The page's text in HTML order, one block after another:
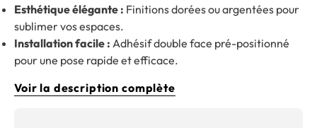
Esthétique élégante : Finitions dorées ou argentées pour
sublimer vos espaces.
Installation facile : Adhésif double face pré-positionné
pour une pose rapide et efficace.
Voir la description complète